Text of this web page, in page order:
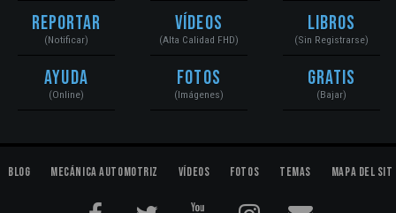
Reportar
(Notificar)
Ayuda
(Online)
Vídeos
(Alta Calidad FHD)
Fotos
(Imágenes)
Libros
(Sin Registrarse)
Gratis
(Bajar)
Blog Mecánica Automotriz Vídeos Fotos Temas Mapa del